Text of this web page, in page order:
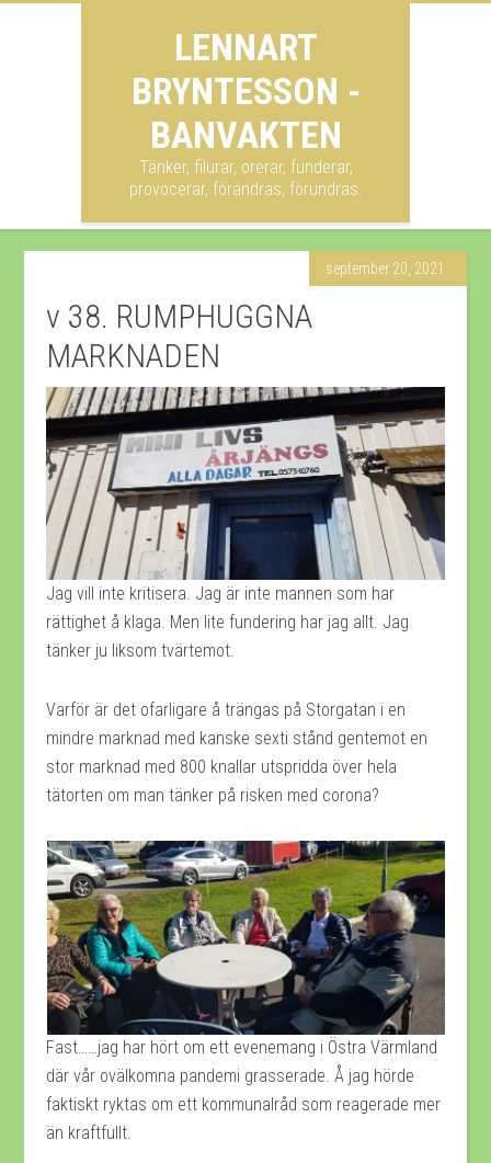
LENNART
BRYNTESSON -
BANVAKTEN
Tänker, filurar, orerar, funderar,
provocerar, förändras, förundras.
september 20, 2021
v 38. RUMPHUGGNA
MARKNADEN
Jag vill inte kritisera. Jag är inte mannen som har
rättighet å klaga. Men lite fundering har jag allt. Jag
tänker ju liksom tvärtemot.
Varför är det ofarligare å trängas på Storgatan i en
mindre marknad med kanske sexti stånd gentemot en
stor marknad med 800 knallar utspridda över hela
tätorten om man tänker på risken med corona?
Fast……jag har hört om ett evenemang i Östra Värmland
där vår ovälkomna pandemi grasserade. Å jag hörde
faktiskt ryktas om ett kommunalråd som reagerade mer
än kraftfullt.